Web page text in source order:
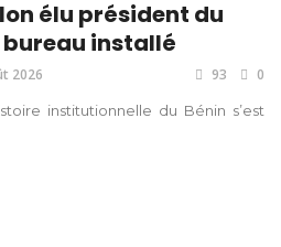
élu président du
installé
2026 93 0
institutionnelle du Bénin s’est